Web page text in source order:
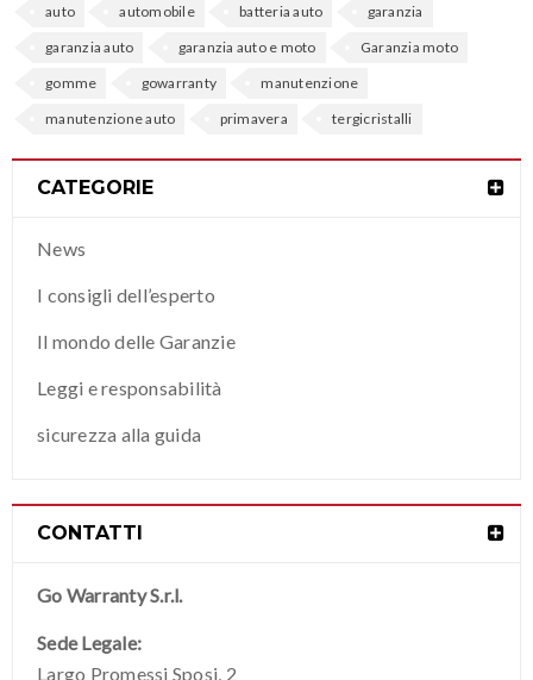
auto automobile batteria auto
garanzia
garanzia auto
garanzia auto e moto
Garanzia moto
gomme
gowarranty
manutenzione
manutenzione auto
primavera tergicristalli
CATEGORIE
News
I consigli dell’esperto
Il mondo delle Garanzie
Leggi e responsabilità
sicurezza alla guida
CONTATTI
Go Warranty S.r.l.
Sede Legale:
Largo Promessi Sposi, 2